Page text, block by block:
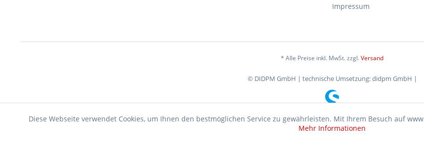
Impressum
* Alle Preise inkl. MwSt. zzgl.Versand
© DIDPM GmbH | technische Umsetzung: didpm GmbH |
Diese Webseite verwendet Cookies, um Ihnen den bestmöglichen Service zu gewährleisten. Mit Ihrem Besuch auf
Mehr Informationen